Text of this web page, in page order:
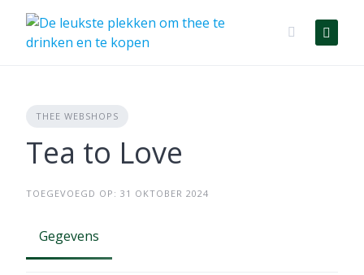
content
THEE WEBSHOPS
Tea to Love
TOEGEVOEGD OP: 31 OKTOBER 2024
Gegevens